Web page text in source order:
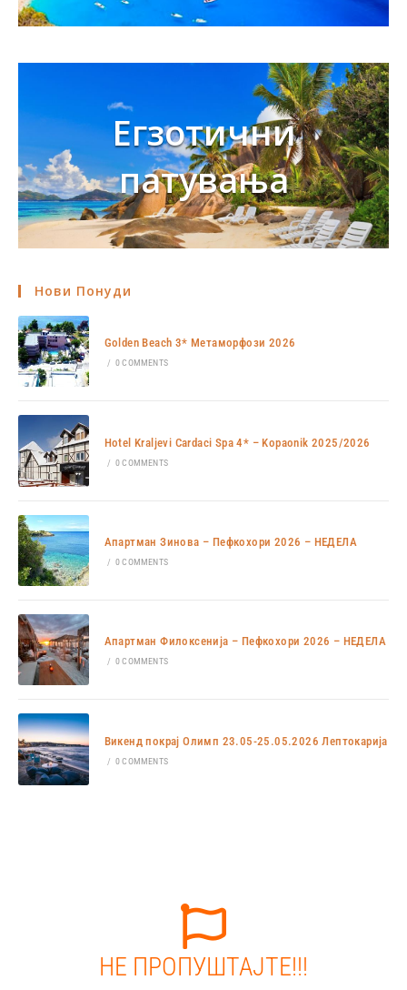
Егзотични
патувања
Нови Понуди
Golden Beach 3* Метаморфози 2026
/ 0 COMMENTS
Hotel Kraljevi Cardaci Spa 4* – Kopaonik 2025/2026
/ 0 COMMENTS
Апартман Зинова – Пефкохори 2026 – НЕДЕЛА
/ 0 COMMENTS
Апартман Филоксенија – Пефкохори 2026 – НЕДЕЛА
/ 0 COMMENTS
Викенд покрај Олимп 23.05-25.05.2026 Лептокарија
/ 0 COMMENTS
НЕ ПРОПУШТАЈТЕ!!!